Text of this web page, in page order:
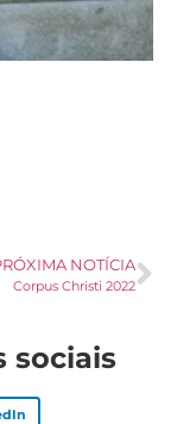
NOTÍCIA
Corpus Christi 2022
sociais